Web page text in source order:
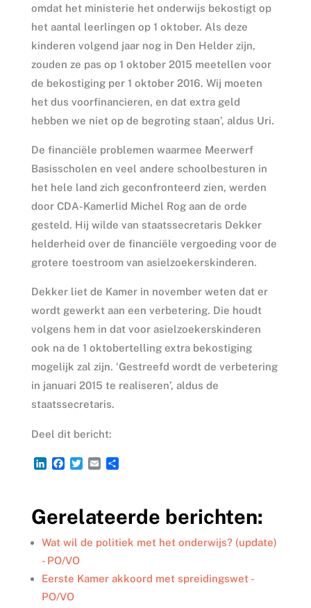
omdat het ministerie het onderwijs bekostigt op
het aantal leerlingen op 1 oktober. Als deze
kinderen volgend jaar nog in Den Helder zijn,
zouden ze pas op 1 oktober 2015 meetellen voor
de bekostiging per 1 oktober 2016. Wij moeten
het dus voorfinancieren, en dat extra geld
hebben we niet op de begroting staan’, aldus Uri.
De financiële problemen waarmee Meerwerf
Basisscholen en veel andere schoolbesturen in
het hele land zich geconfronteerd zien, werden
door CDA-Kamerlid Michel Rog aan de orde
gesteld. Hij wilde van staatssecretaris Dekker
helderheid over de financiële vergoeding voor de
grotere toestroom van asielzoekerskinderen.
Dekker liet de Kamer in november weten dat er
wordt gewerkt aan een verbetering. Die houdt
volgens hem in dat voor asielzoekerskinderen
ook na de 1 oktobertelling extra bekostiging
mogelijk zal zijn. ‘Gestreefd wordt de verbetering
in januari 2015 te realiseren’, aldus de
staatssecretaris.
Deel dit bericht:
L
e
d
I
n
F
b
o
o
k
T
t
e
r
E
l
D
n
Gerelateerde berichten:
Wat wil de politiek met het onderwijs? (update)
- PO/VO
Eerste Kamer akkoord met spreidingswet -
PO/VO